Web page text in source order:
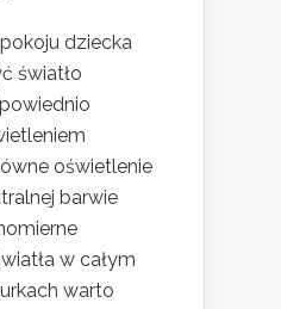
dziecka
światło
oświetlenie
barwie
w całym
warto